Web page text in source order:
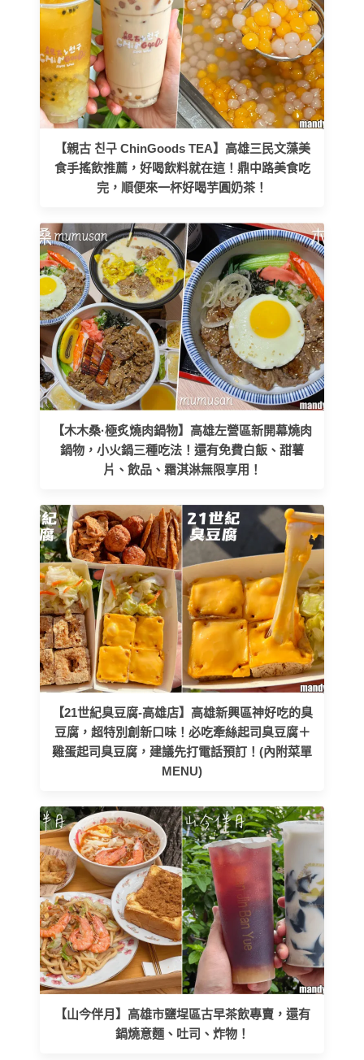
【親古 친구 ChinGoods TEA】高雄三民文藻美
食手搖飲推薦，好喝飲料就在這！鼎中路美食吃
完，順便來一杯好喝芋圓奶茶！
【木木桑·極炙燒肉鍋物】高雄左營區新開幕燒肉
鍋物，小火鍋三種吃法！還有免費白飯、甜薯
片、飲品、霜淇淋無限享用！
【21世紀臭豆腐-高雄店】高雄新興區神好吃的臭
豆腐，超特別創新口味！必吃牽絲起司臭豆腐＋
雞蛋起司臭豆腐，建議先打電話預訂！(內附菜單
MENU)
【山今伴月】高雄市鹽埕區古早茶飲專賣，還有
鍋燒意麵、吐司、炸物！